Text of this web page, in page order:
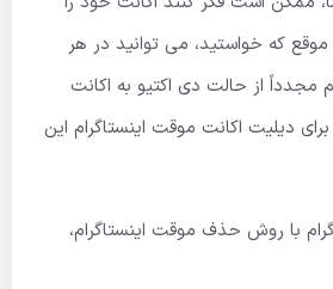
که خواستید، می توانید در هر
مجدداً از حالت دی اکتیو به اکانت
دیلیت اکانت موقت اینستاگرام این
با روش حذف موقت اینستاگرام،